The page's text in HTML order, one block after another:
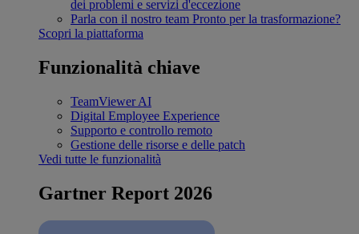
dei problemi e servizi d'eccezione
Parla con il nostro team Pronto per la trasformazione?
Scopri la piattaforma
Funzionalità chiave
TeamViewer AI
Digital Employee Experience
Supporto e controllo remoto
Gestione delle risorse e delle patch
Vedi tutte le funzionalità
Gartner Report 2026